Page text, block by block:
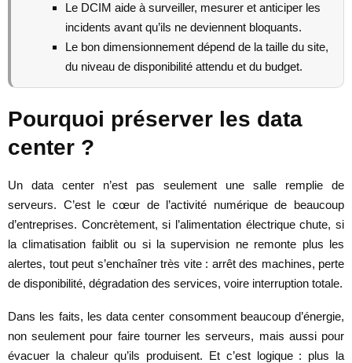
Le DCIM aide à surveiller, mesurer et anticiper les
incidents avant qu’ils ne deviennent bloquants.
Le bon dimensionnement dépend de la taille du site,
du niveau de disponibilité attendu et du budget.
Pourquoi préserver les data
center ?
Un data center n’est pas seulement une salle remplie de
serveurs. C’est le cœur de l’activité numérique de beaucoup
d’entreprises. Concrètement, si l’alimentation électrique chute, si
la climatisation faiblit ou si la supervision ne remonte plus les
alertes, tout peut s’enchaîner très vite : arrêt des machines, perte
de disponibilité, dégradation des services, voire interruption totale.
Dans les faits, les data center consomment beaucoup d’énergie,
non seulement pour faire tourner les serveurs, mais aussi pour
évacuer la chaleur qu’ils produisent. Et c’est logique : plus la